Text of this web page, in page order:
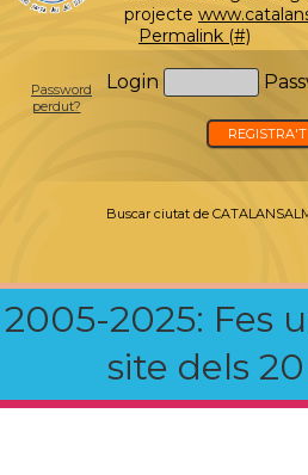
projecte
Permalink (#)
Login
Password
perdut?
REGISTRA'T
Buscar ciutat de
2005-2025: Fes
site dels 20